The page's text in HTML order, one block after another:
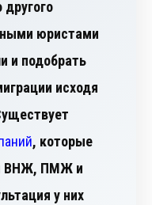
юристами
и подобрать
исходя
возможностей. Существует
, которые
ВНЖ, ПМЖ и
у них